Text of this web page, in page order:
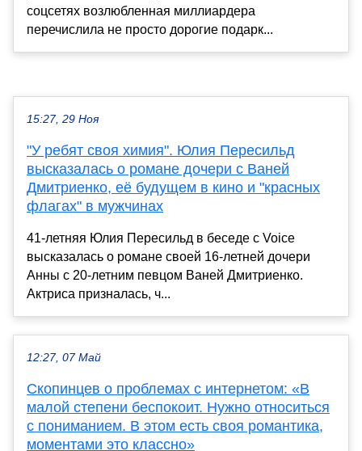
соцсетях возлюбленная миллиардера
перечислила не просто дорогие подарк...
15:27, 29 Ноя
"У ребят своя химия". Юлия Пересильд
высказалась о романе дочери с Ваней
Дмитриенко, её будущем в кино и "красных
флагах" в мужчинах
41-летняя Юлия Пересильд в беседе с Voice
высказалась о романе своей 16-летней дочери
Анны с 20-летним певцом Ваней Дмитриенко.
Актриса призналась, ч...
12:27, 07 Май
Скопинцев о проблемах с интернетом: «В
малой степени беспокоит. Нужно относиться
с пониманием. В этом есть своя романтика,
моментами это классно»